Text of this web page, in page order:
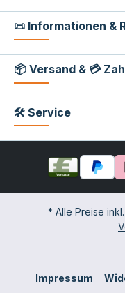
📜 Informationen &
📦 Versand & 💳
🛠 Service
* Alle Preise
Impressum